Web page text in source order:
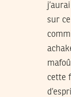
sur
cette